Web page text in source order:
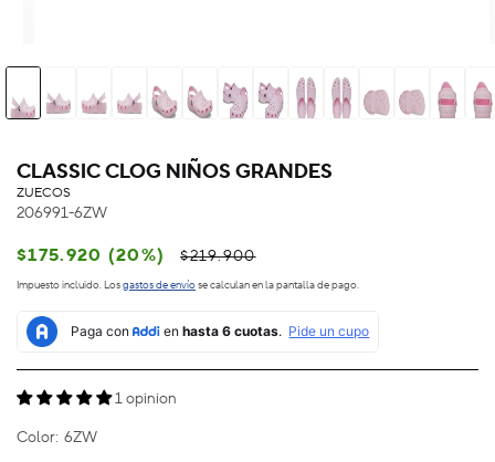
CLASSIC CLOG NIÑOS GRANDES
ZUECOS
206991-6ZW
Precio
habitual
$219.900
Precio
de
$175.920 (20%)
Impuesto incluido. Losgastos de envíose calculan en la pantalla de pago.
1 opinion
Color: 6ZW